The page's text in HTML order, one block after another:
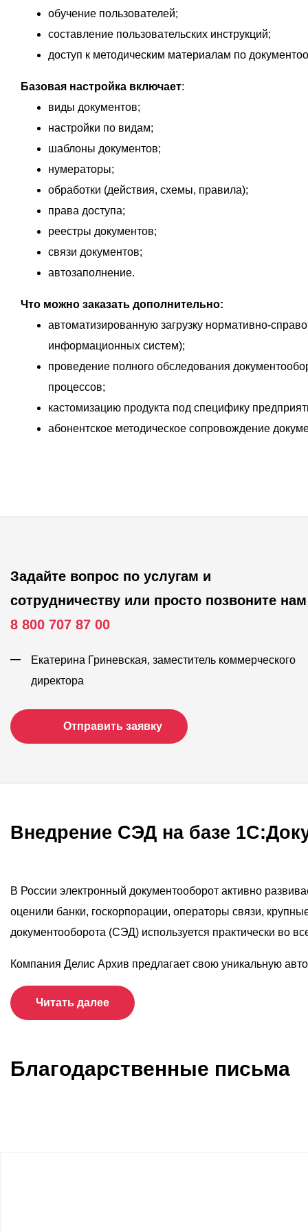
обучение пользователей;
составление пользовательских инструкций;
доступ к методическим материалам по
Базовая настройка включает:
виды документов;
настройки по видам;
шаблоны документов;
нумераторы;
обработки (действия, схемы, правила);
права доступа;
реестры документов;
связи документов;
автозаполнение.
Что можно заказать дополнительно:
автоматизированную загрузку нормативно-
информационных систем);
проведение полного обследования
процессов;
кастомизацию продукта под специфику
абонентское методическое сопровождение
Задайте вопрос по услугам и
сотрудничеству или просто позвоните нам
8 800 707 87 00
Екатерина Гриневская, заместитель коммерческого
директора
Отправить заявку
Внедрение СЭД на базе
В России электронный документооборот активно
оценили банки, госкорпорации, операторы связи,
документооборота (СЭД) используется практически во
Компания Делис Архив предлагает свою уникальную
Читать далее
Благодарственные письма